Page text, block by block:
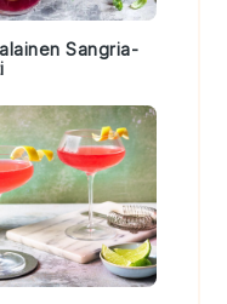
Sangria-